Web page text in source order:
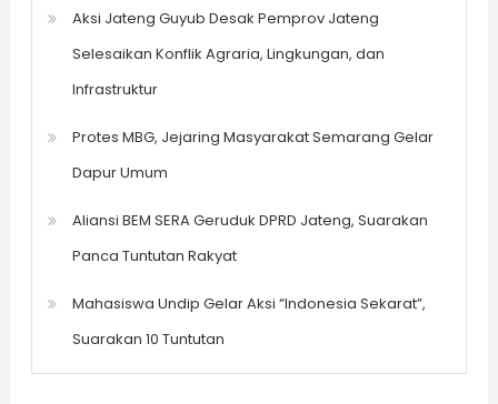
Aksi Jateng Guyub Desak Pemprov Jateng
Selesaikan Konflik Agraria, Lingkungan, dan
Infrastruktur
Protes MBG, Jejaring Masyarakat Semarang Gelar
Dapur Umum
Aliansi BEM SERA Geruduk DPRD Jateng, Suarakan
Panca Tuntutan Rakyat
Mahasiswa Undip Gelar Aksi “Indonesia Sekarat”,
Suarakan 10 Tuntutan